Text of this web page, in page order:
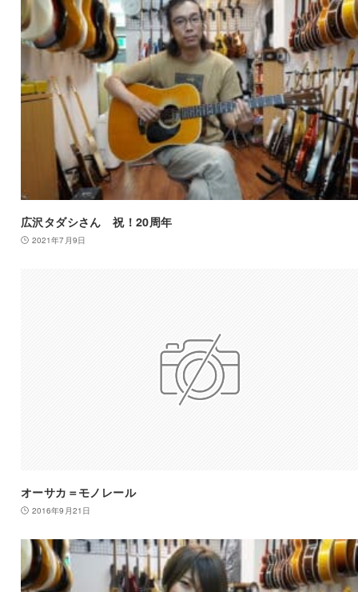
広沢タダシさん 祝！20周年
2021年7月9日
オーサカ＝モノレール
2016年9月21日